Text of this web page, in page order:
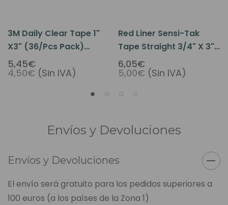
3M Daily Clear Tape 1"
X3" (36/pcs Pack)
"Straight"
5,45€
4,50€ (Sin IVA)
Red Liner Sensi-Tak
Tape Straight 3/4" X 3"
(36 Pcs Per Pack)
6,05€
5,00€ (Sin IVA)
Envíos y Devoluciones
Envíos y Devoluciones
El envío será gratuito para los pedidos superiores a
100 euros (a los países de la Zona 1)